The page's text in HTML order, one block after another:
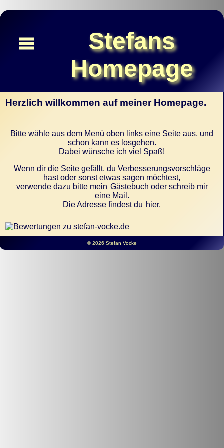
Stefans
Homepage
Home
Herzlich willkommen auf meiner Homepage.
Bitte wähle aus dem Menü oben links eine Seite aus, und
schon kann es losgehen.
Dabei wünsche ich viel Spaß!
Wenn dir die Seite gefällt, du Verbesserungsvorschläge
hast oder sonst etwas sagen möchtest,
verwende dazu bitte mein Gästebuch oder schreib mir
eine Mail.
Die Adresse findest du hier.
© 2026 Stefan Vocke